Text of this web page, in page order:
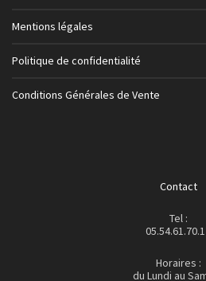
Mentions légales
Politique de confidentialité
Conditions Générales de Vente
Contact
Tel :
Horaires :
du Lundi au